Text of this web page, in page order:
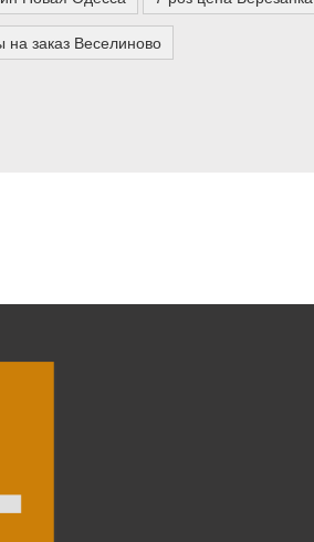
на заказ Веселиново